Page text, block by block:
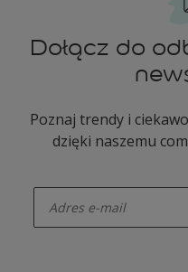
Dołącz do
Poznaj trendy i
dzięki naszemu